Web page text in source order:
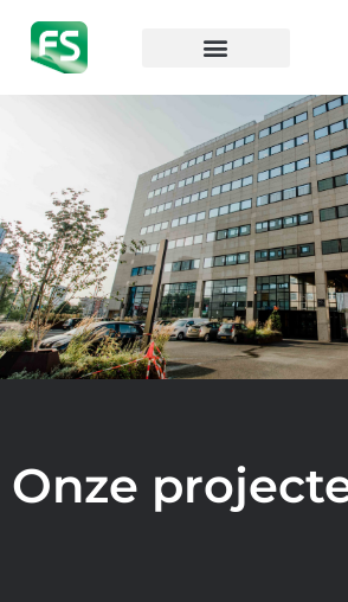
Onze